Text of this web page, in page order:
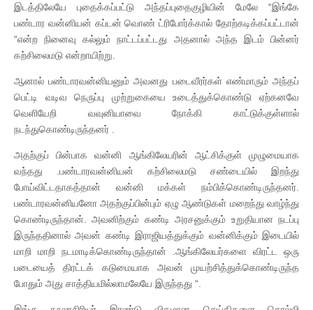
இடத்திலேயே புதைக்கப்பட்டு அந்தப்புதைகுழியின் மேலே “இங்கே
பண்டார வன்னியன் கப்டன் வொண் ட்ரிபோர்க்கால் தோற்கடிக்கப்பட்டான்
“என்ற நினைவு கல்லும் நாட்டப்பட்டது அதனால் அந்த இடம் பின்னர்
கற்சிலைமடு என்றாயிற்று.
ஆனால் பண்டாரவன்னியனும் அவனது படைவீரர்கள் எண்மாரும் அந்தப்
பெட்டி வடிவ நெருப்பு முற்றுகையை உடைத்துக்கொண்டு ஏற்கனவே
வெளியேறி வவுனியாவை நோக்கி காட்டுக்குள்ளால்
நடந்துகொண்டிருந்தனர் .
அதற்குப் பின்பாக வன்னி ஆங்கிலேயரின் ஆட்சிக்குள் முழுமையாக
வந்தது .பண்டாரவன்னியன் கற்சிலைமடு சண்டையில் இறந்து
போய்விட்டதாகத்தான் வன்னி மக்கள் நம்பிக்கொண்டிருந்தனர்.
பண்டாரவன்னியனோ அதற்குப்பின்பும் ஏழு ஆண்டுகள் மறைந்து வாழ்ந்து
கொண்டிருந்தான். அவனிற்கும் கண்டி அரசனுக்கும் உறுதியான நடப்பு
இருந்ததினால் அவன் கண்டி இராஜியத்துக்கும் வன்னிக்கும் இடையில்
மாறி மாறி நடமாடிக்கொண்டிருந்தான் .ஆங்கிலேயர்களை விரட்ட ஒரு
படையைத் திரட்டக் கடுமையாக அவன் முயற்சித்துக்கொண்டிருந்த
போதும் அது சாத்தியமில்லாமலேயே இருந்தது “.